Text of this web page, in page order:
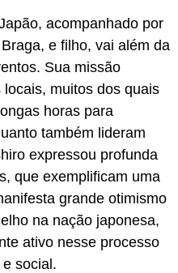
acompanhado por
e filho, vai além da
Sua missão
muitos dos quais
horas para
também lideram
expressou profunda
que exemplificam uma
grande otimismo
na nação japonesa,
ativo nesse processo
social.